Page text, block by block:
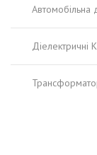
Автомобільна
Діелектричні